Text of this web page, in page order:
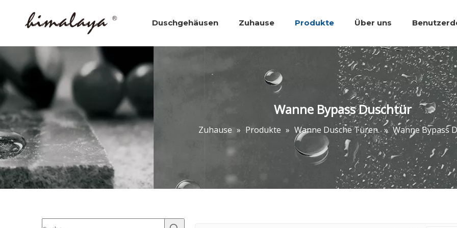
Duschgehäusen Zuhause Produkte Über uns
Wanne Bypass Duschtür
Zuhause » Produkte » Wanne Dusche Türen. » Wanne Bypass